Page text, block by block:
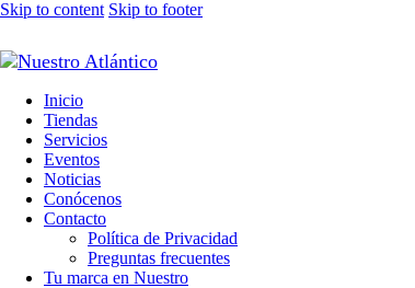
Skip to content Skip to footer
Inicio
Tiendas
Servicios
Eventos
Noticias
Conócenos
Contacto
Política de Privacidad
Preguntas frecuentes
Tu marca en Nuestro